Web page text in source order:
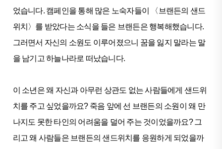
었습니다. 캠페인을 통해 많은 노숙자들이 〈브랜든의 샌드
위치〉를 받았다는 소식을 들은 브랜든은 행복해했습니다.
그러면서 자신의 소원도 이루어졌으니 꿈을 잃지 말라는 말
을 남기고 하늘나라로 떠났습니다.
이 소년은 왜 자신과 아무런 상관도 없는 사람들에게 샌드위
치를 주고 싶었을까요? 죽음 앞에 선 브랜든의 소원이 왜 만
나지도 못한 타인의 어려움을 덜어 주는 것이었을까요? 그
리고 왜 사람들은 브랜든의 샌드위치를 응원하게 되었을까